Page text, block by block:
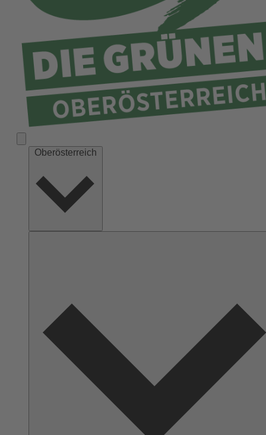
Ried
Schärding
Steyr
Steyr-Land
Urfahr-Umgebung
Vöcklabruck
Oberösterreich